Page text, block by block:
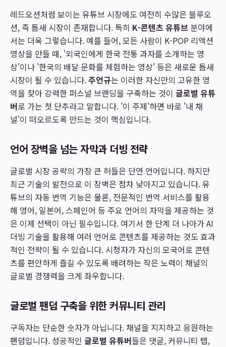
레드오션처럼 보이는 유튜브 시장에도 여전히 수많은 블루오
션, 즉 틈새 시장이 존재합니다. 특히 K-콘텐츠 유튜브 분야에
서는 더욱 그렇습니다. 예를 들어, 모든 사람이 K-POP 리액션
영상을 만들 때, '외국인에게 한국 전통 과자를 소개하는 영
상'이나 '한국의 배달 문화를 체험하는 영상' 등은 새로운 틈새
시장이 될 수 있습니다.주언규는 이러한 자신만의 고유한 영
역을 찾아 강력한 퍼스널 브랜딩을 구축하는 것이 글로벌 유튜
버로 가는 첫 단추라고 말합니다. '이 주제'하면 바로 '내 채
널'이 떠오르도록 만드는 것이 핵심입니다.
언어 장벽을 넘는 자막과 더빙 전략
글로벌 시장 공략의 가장 큰 허들은 단연 언어입니다. 하지만
최근 기술의 발전으로 이 장벽은 점차 낮아지고 있습니다. 유
튜브의 자동 번역 기능은 물론, 전문적인 번역 서비스를 활용
해 영어, 일본어, 스페인어 등 주요 언어의 자막을 제공하는 것
은 이제 선택이 아닌 필수입니다. 여기서 한 단계 더 나아가 AI
더빙 기술을 활용해 여러 언어로 콘텐츠를 제공하는 것도 효과
적인 전략이 될 수 있습니다. 시청자가 자신의 모국어로 콘텐
츠를 편안하게 즐길 수 있도록 배려하는 작은 노력이 채널의
글로벌 경쟁력을 크게 좌우합니다.
글로벌 팬덤 구축을 위한 커뮤니티 관리
구독자는 단순한 숫자가 아닙니다. 채널을 지지하고 응원하는
팬덤입니다. 성공적인 글로벌 유튜버들은 댓글, 커뮤니티 탭,